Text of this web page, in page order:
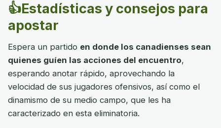
👍Estadísticas y consejos para
apostar
Espera un partido en donde los canadienses sean
quienes guíen las acciones del encuentro,
esperando anotar rápido, aprovechando la
velocidad de sus jugadores ofensivos, así como el
dinamismo de su medio campo, que les ha
caracterizado en esta eliminatoria.